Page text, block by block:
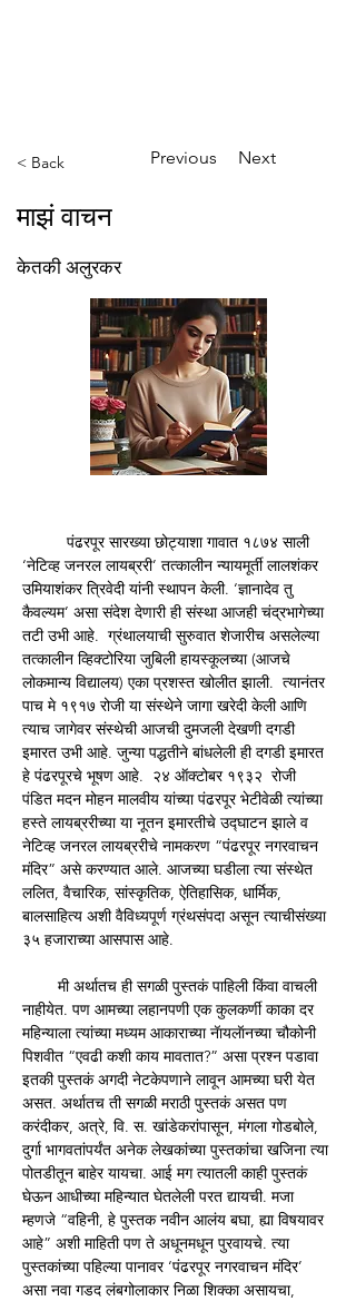
< Back Previous Next
माझं वाचन
केतकी अलुरकर
‘नेटिव्ह जनरल लायब्ररी’ तत्कालीन न्यायमूर्ती लालशंकर
उमियाशंकर त्रिवेदी यांनी स्थापन केली. ‘ज्ञानादेव तु
कैवल्यम’ असा संदेश देणारी ही संस्था आजही चंद्रभागेच्या
तटी उभी आहे.  ग्रंथालयाची सुरुवात शेजारीच असलेल्या
तत्कालीन व्हिक्टोरिया जुबिली हायस्कूलच्या (आजचे
लोकमान्य विद्यालय) एका प्रशस्त खोलीत झाली.  त्यानंतर
पाच मे १९१७ रोजी या संस्थेने जागा खरेदी केली आणि
त्याच जागेवर संस्थेची आजची दुमजली देखणी दगडी
इमारत उभी आहे. जुन्या पद्धतीने बांधलेली ही दगडी इमारत
हे पंढरपूरचे भूषण आहे.  २४ ऑक्टोबर १९३२  रोजी
पंडित मदन मोहन मालवीय यांच्या पंढरपूर भेटीवेळी त्यांच्या
हस्ते लायब्ररीच्या या नूतन इमारतीचे उद्घाटन झाले व
नेटिव्ह जनरल लायब्ररीचे नामकरण “पंढरपूर नगरवाचन
मंदिर” असे करण्यात आले. आजच्या घडीला त्या संस्थेत
ललित, वैचारिक, सांस्कृतिक, ऐतिहासिक, धार्मिक,
बालसाहित्य अशी वैविध्यपूर्ण ग्रंथसंपदा असून त्याचीसंख्या
३५ हजाराच्या आसपास आहे.
नाहीयेत. पण आमच्या लहानपणी एक कुलकर्णी काका दर
महिन्याला त्यांच्या मध्यम आकाराच्या नॅायलॅानच्या चौकोनी
पिशवीत “एवढी कशी काय मावतात?” असा प्रश्न पडावा
इतकी पुस्तकं अगदी नेटकेपणाने लावून आमच्या घरी येत
असत. अर्थातच ती सगळी मराठी पुस्तकं असत पण
करंदीकर, अत्रे, वि. स. खांडेकरांपासून, मंगला गोडबोले,
दुर्गा भागवतांपर्यंत अनेक लेखकांच्या पुस्तकांचा खजिना त्या
पोतडीतून बाहेर यायचा. आई मग त्यातली काही पुस्तकं
घेऊन आधीच्या महिन्यात घेतलेली परत द्यायची. मजा
म्हणजे “वहिनी, हे पुस्तक नवीन आलंय बघा, ह्या विषयावर
आहे” अशी माहिती पण ते अधूनमधून पुरवायचे. त्या
पुस्तकांच्या पहिल्या पानावर ‘पंढरपूर नगरवाचन मंदिर’
असा नवा गडद लंबगोलाकार निळा शिक्का असायचा,